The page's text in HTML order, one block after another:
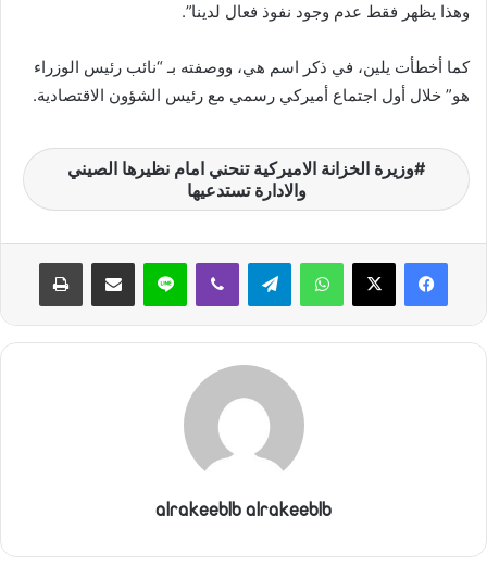
وهذا يظهر فقط عدم وجود نفوذ فعال لدينا”.
كما أخطأت يلين، في ذكر اسم هي، ووصفته بـ “نائب رئيس الوزراء
هو” خلال أول اجتماع أميركي رسمي مع رئيس الشؤون الاقتصادية.
وزيرة الخزانة الاميركية تنحني امام نظيرها الصيني
والادارة تستدعيها
واتساب لاين
alrakeeblb alrakeeblb